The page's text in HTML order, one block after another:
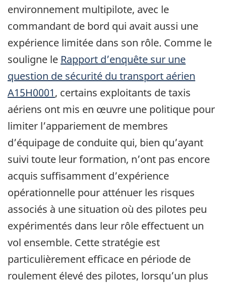
environnement multipilote, avec le
commandant de bord qui avait aussi une
expérience limitée dans son rôle. Comme le
souligne le Rapport d’enquête sur une
question de sécurité du transport aérien
A15H0001, certains exploitants de taxis
aériens ont mis en œuvre une politique pour
limiter l’appariement de membres
d’équipage de conduite qui, bien qu’ayant
suivi toute leur formation, n’ont pas encore
acquis suffisamment d’expérience
opérationnelle pour atténuer les risques
associés à une situation où des pilotes peu
expérimentés dans leur rôle effectuent un
vol ensemble. Cette stratégie est
particulièrement efficace en période de
roulement élevé des pilotes, lorsqu’un plus